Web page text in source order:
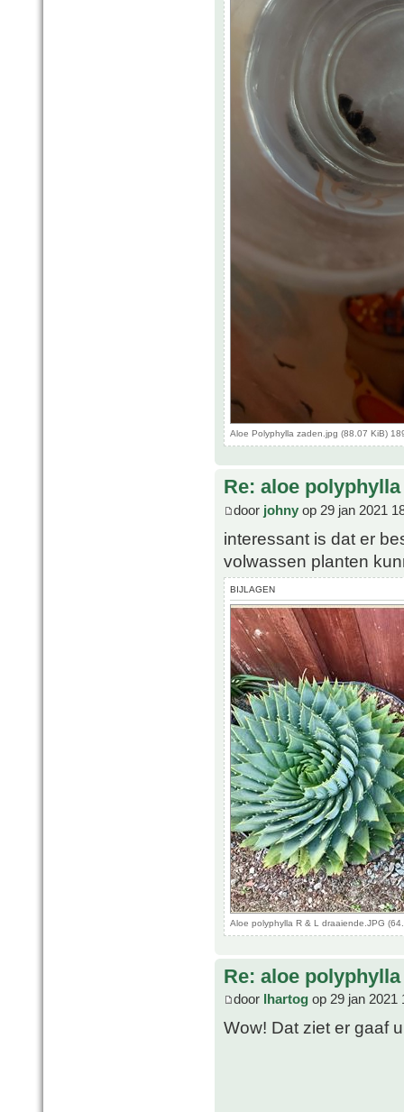
Aloe Polyphylla zaden.jpg (88.07 KiB)
Re: aloe polyphylla
door johny op 29 jan 2021
interessant is dat er
volwassen planten
BIJLAGEN
Aloe polyphylla R & L draaiende.JPG
Re: aloe polyphylla
door lhartog op 29 jan 2021
Wow! Dat ziet er gaaf